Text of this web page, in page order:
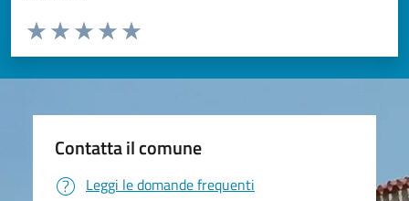
Valuta da 1 a 5 stelle la pagina
Valuta 5 stelle su 5
Valuta 4 stelle su 5
Valuta 3 stelle su 5
Valuta 2 stelle su 5
Valuta 1 stelle su 5
Contatta il comune
Leggi le domande frequenti